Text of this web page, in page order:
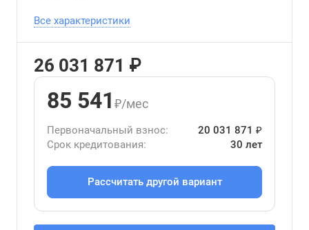
Все характеристики
26 031 871 ₽
85 541 ₽/мес
Первоначальный взнос:
20 031 871 ₽
Срок кредитования:
30 лет
Рассчитать другой вариант